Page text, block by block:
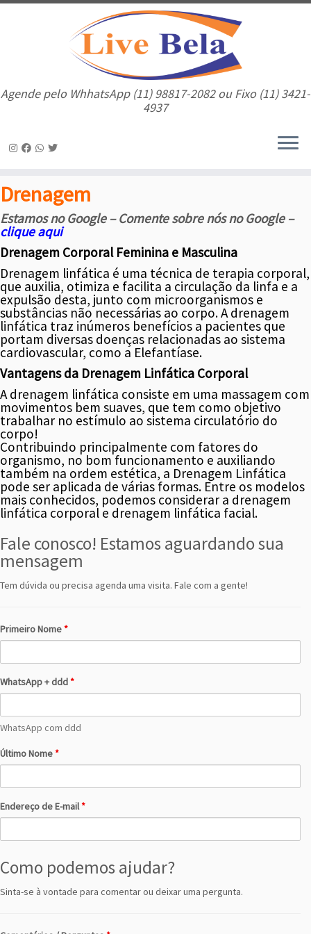
to
content
Agende pelo WhhatsApp (11) 98817-2082 ou Fixo (11) 3421-
4937
Drenagem
Estamos no Google – Comente sobre nós no Google –
clique aqui
Drenagem Corporal Feminina e Masculina
Drenagem linfática é uma técnica de terapia corporal,
que auxilia, otimiza e facilita a circulação da linfa e a
expulsão desta, junto com microorganismos e
substâncias não necessárias ao corpo. A drenagem
linfática traz inúmeros benefícios a pacientes que
portam diversas doenças relacionadas ao sistema
cardiovascular, como a Elefantíase.
Vantagens da Drenagem Linfática Corporal
A drenagem linfática consiste em uma massagem com
movimentos bem suaves, que tem como objetivo
trabalhar no estímulo ao sistema circulatório do
corpo!
Contribuindo principalmente com fatores do
organismo, no bom funcionamento e auxiliando
também na ordem estética, a Drenagem Linfática
pode ser aplicada de várias formas. Entre os modelos
mais conhecidos, podemos considerar a drenagem
linfática corporal e drenagem linfática facial.
Fale conosco! Estamos aguardando sua
mensagem
Tem dúvida ou precisa agenda uma visita. Fale com a gente!
Primeiro Nome*
WhatsApp + ddd*
WhatsApp com ddd
Último Nome*
Endereço de E-mail*
Como podemos ajudar?
Sinta-se à vontade para comentar ou deixar uma pergunta.